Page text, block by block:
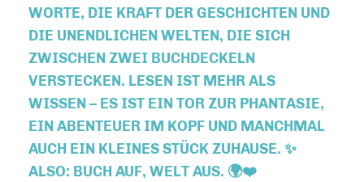
WORTE, DIE KRAFT DER GESCHICHTEN UND
DIE UNENDLICHEN WELTEN, DIE SICH
ZWISCHEN ZWEI BUCHDECKELN
VERSTECKEN. LESEN IST MEHR ALS
WISSEN – ES IST EIN TOR ZUR PHANTASIE,
EIN ABENTEUER IM KOPF UND MANCHMAL
AUCH EIN KLEINES STÜCK ZUHAUSE. ✨
ALSO: BUCH AUF, WELT AUS. 🌍❤️